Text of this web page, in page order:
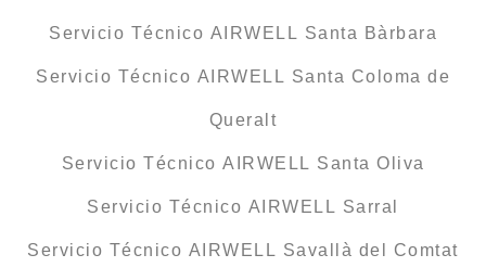
Servicio Técnico AIRWELL Santa Bàrbara
Servicio Técnico AIRWELL Santa Coloma de
Queralt
Servicio Técnico AIRWELL Santa Oliva
Servicio Técnico AIRWELL Sarral
Servicio Técnico AIRWELL Savallà del Comtat